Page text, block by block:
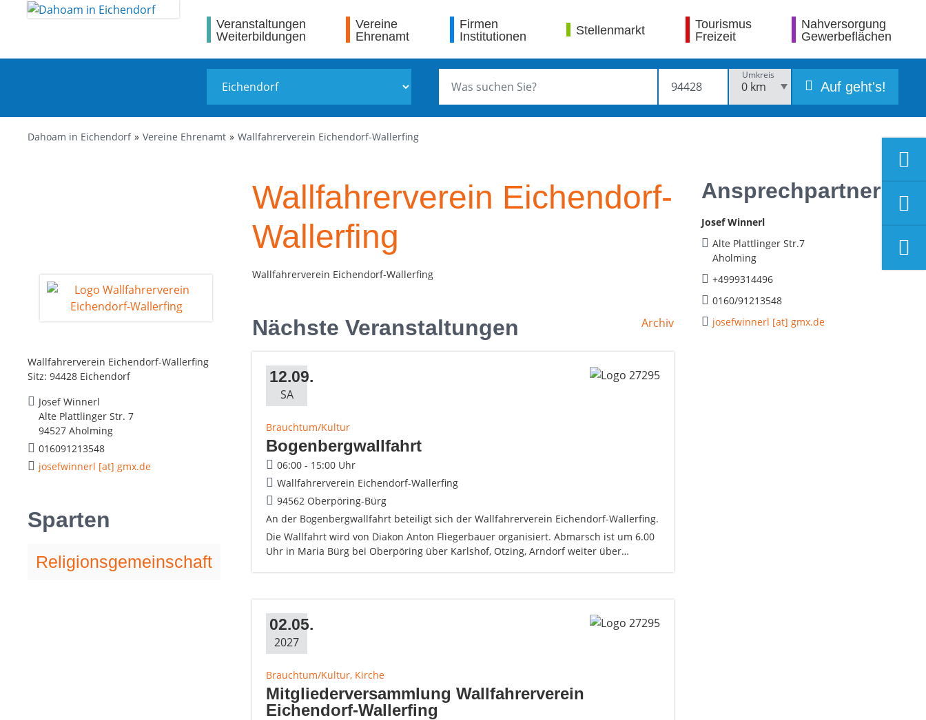
Veranstaltungen
Weiterbildungen
Vereine
Ehrenamt
Firmen
Institutionen
Stellenmarkt
Tourismus
Freizeit
Nahversorgung
Gewerbeflächen
Umkreis
Auf geht's!
Dahoam in Eichendorf Vereine Ehrenamt Wallfahrerverein Eichendorf-Wallerfing
Wallfahrerverein Eichendorf-Wallerfing
Sitz: 94428 Eichendorf
Josef Winnerl
Alte Plattlinger Str. 7
94527 Aholming
016091213548
josefwinnerl [at] gmx.de
Sparten
Religionsgemeinschaft
Wallfahrerverein Eichendorf-
Wallerfing
Wallfahrerverein Eichendorf-Wallerfing
Nächste Veranstaltungen Archiv
12.09.
SA
Brauchtum/Kultur
Bogenbergwallfahrt
06:00 - 15:00 Uhr
Wallfahrerverein Eichendorf-Wallerfing
94562 Oberpöring-Bürg
An der Bogenbergwallfahrt beteiligt sich der Wallfahrerverein Eichendorf-Wallerfing.
Die Wallfahrt wird von Diakon Anton Fliegerbauer organisiert. Abmarsch ist um 6.00
Uhr in Maria Bürg bei Oberpöring über Karlshof, Otzing, Arndorf weiter über…
02.05.
2027
Brauchtum/Kultur, Kirche
Mitgliederversammlung Wallfahrerverein
Eichendorf-Wallerfing
Ansprechpartner
Josef Winnerl
Alte Plattlinger Str.7
Aholming
+4999314496
0160/91213548
josefwinnerl [at] gmx.de